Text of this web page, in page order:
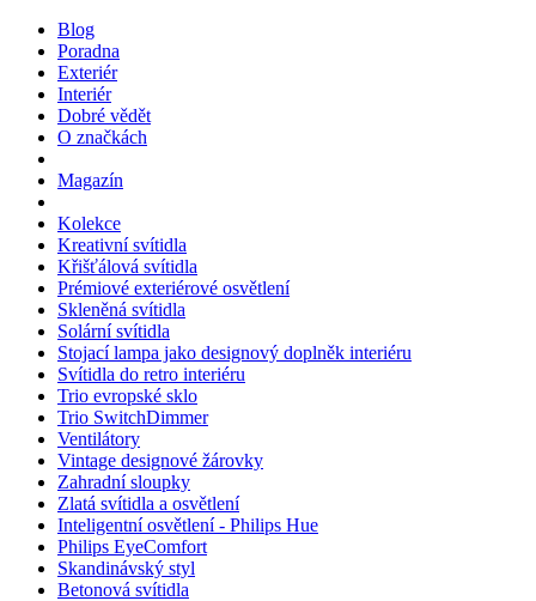
Blog
Poradna
Exteriér
Interiér
Dobré vědět
O značkách
Magazín
Kolekce
Kreativní svítidla
Křišťálová svítidla
Prémiové exteriérové osvětlení
Skleněná svítidla
Solární svítidla
Stojací lampa jako designový doplněk interiéru
Svítidla do retro interiéru
Trio evropské sklo
Trio SwitchDimmer
Ventilátory
Vintage designové žárovky
Zahradní sloupky
Zlatá svítidla a osvětlení
Inteligentní osvětlení - Philips Hue
Philips EyeComfort
Skandinávský styl
Betonová svítidla